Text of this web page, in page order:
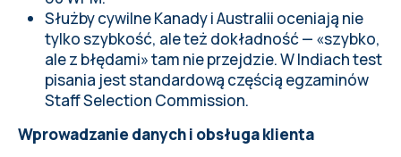
Służby cywilne Kanady i Australii oceniają nie
tylko szybkość, ale też dokładność — «szybko,
ale z błędami» tam nie przejdzie. W Indiach test
pisania jest standardową częścią egzaminów
Staff Selection Commission.
Wprowadzanie danych i obsługa klienta